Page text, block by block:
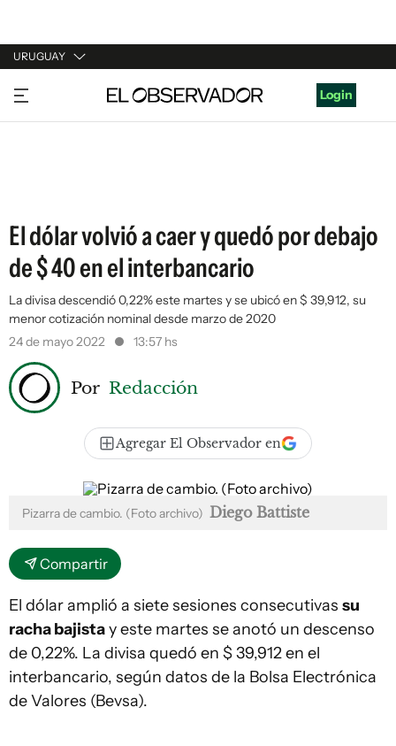
URUGUAY
URUGUAY
ARGENTINA
Login
El dólar volvió a caer y quedó por debajo
de $ 40 en el interbancario
La divisa descendió 0,22% este martes y se ubicó en $ 39,912, su
menor cotización nominal desde marzo de 2020
24 de mayo 2022
13:57 hs
Por Redacción
Agregar El Observador en
Pizarra de cambio. (Foto archivo) Diego Battiste
Compartir
El dólar amplió a siete sesiones consecutivas su
racha bajistay este martes se anotó un descenso
de 0,22%. La divisa quedó en $ 39,912 en el
interbancario, según datos de la Bolsa Electrónica
de Valores (Bevsa).